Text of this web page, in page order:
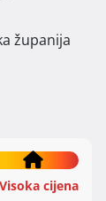
županija
Visoka cijena